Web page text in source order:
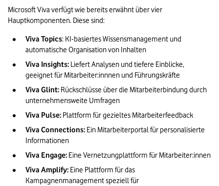
Microsoft Viva verfügt wie bereits erwähnt über vier
Hauptkomponenten. Diese sind:
Viva Topics: KI-basiertes Wissensmanagement und
automatische Organisation von Inhalten
Viva Insights: Liefert Analysen und tiefere Einblicke,
geeignet für Mitarbeiter:innnen und Führungskräfte
Viva Glint: Rückschlüsse über die Mitarbeiterbindung durch
unternehmensweite Umfragen
Viva Pulse: Plattform für gezieltes Mitarbeiterfeedback
Viva Connections: Ein Mitarbeiterportal für personalisierte
Informationen
Viva Engage: Eine Vernetzungplattform für Mitarbeiter:innen
Viva Amplify: Eine Plattform für das
Kampagnenmanagement speziell für